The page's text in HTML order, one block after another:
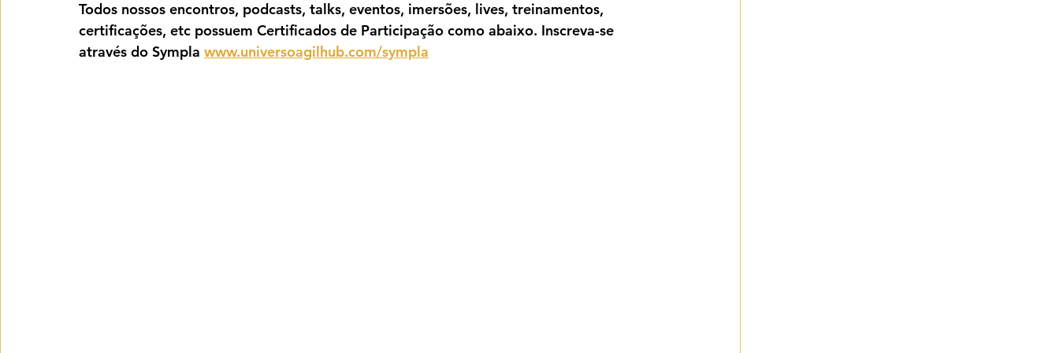
Todos nossos encontros, podcasts, talks, eventos, imersões, lives, treinamentos,
certificações, etc possuem Certificados de Participação como abaixo. Inscreva-se
através do Sympla www.universoagilhub.com/sympla